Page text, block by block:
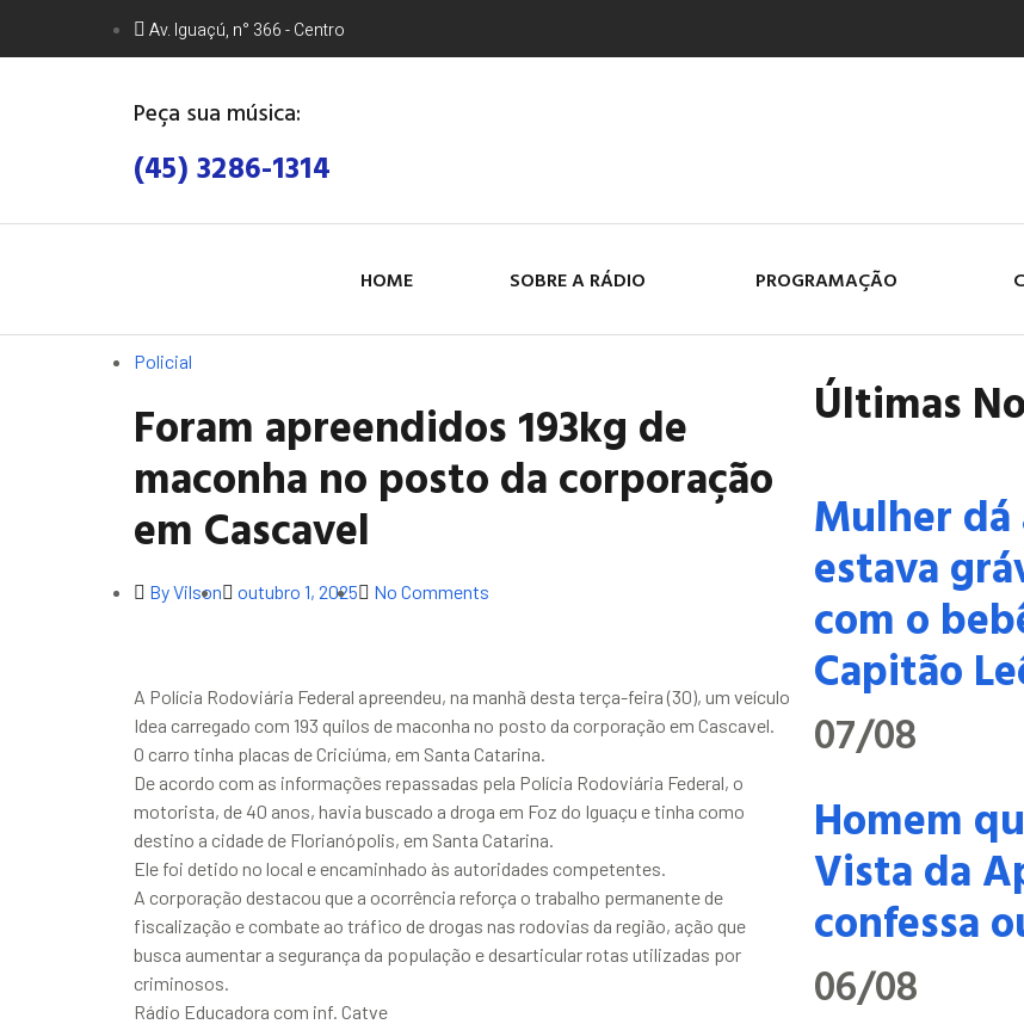
Av. Iguaçú, n° 366 - Centro
Peça sua música:
(45) 3286-1314
HOME SOBRE A RÁDIO PROGRAMAÇÃO
Policial
Foram apreendidos 193kg de
maconha no posto da corporação
em Cascavel
ByVilson outubro 1, 2025 No Comments
A Polícia Rodoviária Federal apreendeu, na manhã desta terça-feira (30), um veículo
Idea carregado com 193 quilos de maconha no posto da corporação em Cascavel.
O carro tinha placas de Criciúma, em Santa Catarina.
De acordo com as informações repassadas pela Polícia Rodoviária Federal, o
motorista, de 40 anos, havia buscado a droga em Foz do Iguaçu e tinha como
destino a cidade de Florianópolis, em Santa Catarina.
Ele foi detido no local e encaminhado às autoridades competentes.
A corporação destacou que a ocorrência reforça o trabalho permanente de
fiscalização e combate ao tráfico de drogas nas rodovias da região, ação que
busca aumentar a segurança da população e desarticular rotas utilizadas por
criminosos.
Rádio Educadora com inf. Catve
Últimas
Mulher dá
estava
com o
Capitão
07/08
Homem
Vista da
confessa
06/08